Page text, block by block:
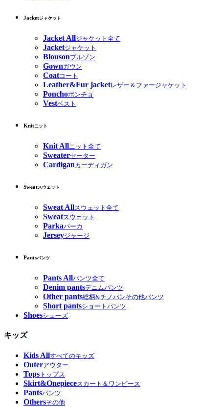
Jacketジャケット
Jacket Allジャケット全て
Jacketジャケット
Blousonブルゾン
Gownガウン
Coatコート
Leather&Fur jacketレザー＆ファージャケット
Ponchoポンチョ
Vestベスト
Knitニット
Knit Allニット全て
Sweaterセーター
Cardiganカーディガン
Sweatスウェット
Sweat Allスウェット全て
Sweatスウェット
Parkaパーカ
Jerseyジャージ
Pantsパンツ
Pants Allパンツ全て
Denim pantsデニムパンツ
Other pants総柄&チノパンその他パンツ
Short pantsショートパンツ
Shoesシューズ
キッズ
Kids Allすべてのキッズ
Outerアウター
Tops トップス
Skirt&Onepieceスカート＆ワンピース
Pantsパンツ
Othersその他